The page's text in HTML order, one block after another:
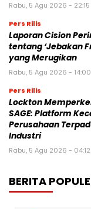
Rabu, 5 Agu 2026 - 22:15
Pers Rilis
Laporan Cision
tentang ‘Jebakan
yang Merugikan
Rabu, 5 Agu 2026 -
Pers Rilis
Lockton
SAGE: Platform
Perusahaan
Industri
Rabu, 5 Agu 2026 - 04:12
BERITA